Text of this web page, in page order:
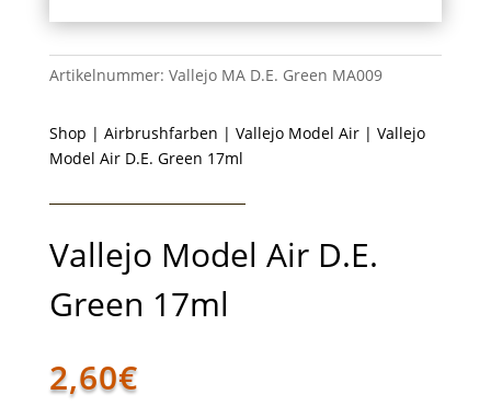
Artikelnummer: Vallejo MA D.E. Green MA009
Shop | Airbrushfarben | Vallejo Model Air| Vallejo
Model Air D.E. Green 17ml
Vallejo Model Air D.E.
Green 17ml
2,60€